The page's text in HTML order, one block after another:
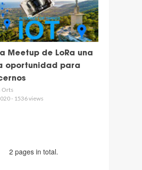
Meetup de LoRa una
oportunidad para
Orts
- 1536 views
2 pages in total.